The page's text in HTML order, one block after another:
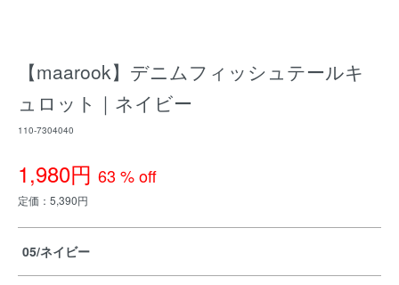
【maarook】デニムフィッシュテールキ
ュロット｜ネイビー
110-7304040
1,980円 63 % off
定価：5,390円
05/ネイビー